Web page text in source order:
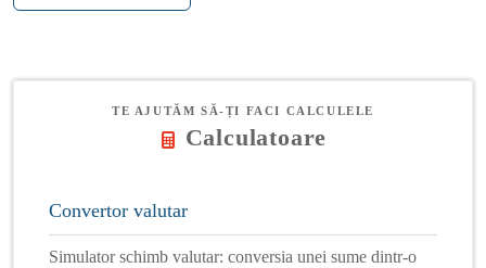
TE AJUTĂM SĂ-ȚI FACI CALCULELE
Calculatoare
Convertor valutar
Simulator schimb valutar: conversia unei sume dintr-o